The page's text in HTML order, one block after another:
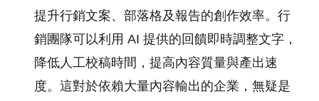
提升行銷文案、部落格及報告的創作效率。行
銷團隊可以利用 AI 提供的回饋即時調整文字，
降低人工校稿時間，提高內容質量與產出速
度。這對於依賴大量內容輸出的企業，無疑是